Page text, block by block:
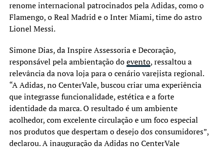
renome internacional patrocinados pela Adidas, como o
Flamengo, o Real Madrid e o Inter Miami, time do astro
Lionel Messi.
Simone Dias, da Inspire Assessoria e Decoração,
responsável pela ambientação doevento, ressaltou a
relevância da nova loja para o cenário varejista regional.
“A Adidas, no CenterVale, buscou criar uma experiência
que integrasse funcionalidade, estética e a forte
identidade da marca. O resultado é um ambiente
acolhedor, com excelente circulação e um foco especial
nos produtos que despertam o desejo dos consumidores”,
declarou. A inauguração da Adidas no CenterVale